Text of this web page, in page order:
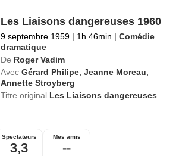
Les Liaisons dangereuses 1960
9 septembre 1959 | 1h 46min | Comédie
dramatique
De Roger Vadim
Avec Gérard Philipe ,Jeanne Moreau
Annette Stroyberg
Titre original Les Liaisons dangereuses
Spectateurs
3,3
Mes amis
--